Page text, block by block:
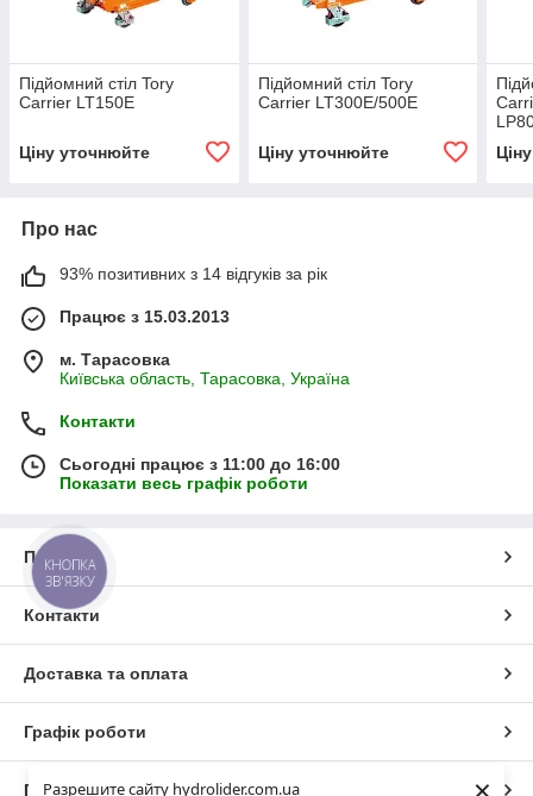
Разрешите сайту hydrolider.com.ua
Підйомний стіл Tory
Carrier LT150E
Ціну уточнюйте
Підйомний стіл Tory
Carrier LT300E/500E
Ціну уточнюйте
Про нас
93% позитивних з 14 відгуків за рік
Працює з 15.03.2013
м. Тарасовка
Київська область, Тарасовка, Україна
Контакти
Сьогодні працює з 11:00 до 16:00
Показати весь графік роботи
Про нас
Контакти
Доставка та оплата
Графік роботи
Повна версія сайту
КНОПКА
ЗВ'ЯЗКУ